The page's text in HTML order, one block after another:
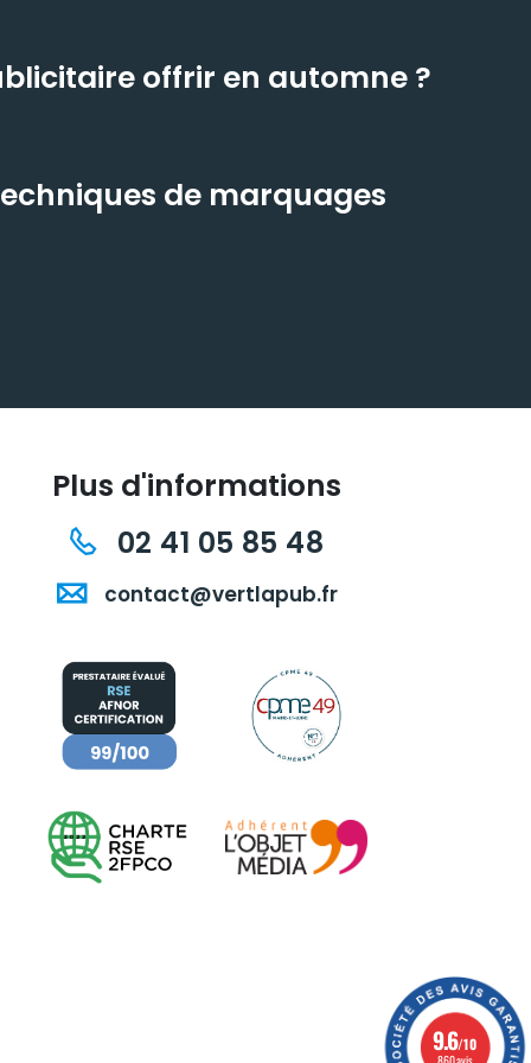
offrir en automne ?
de marquages
Plus d'informations
02 41 05 85 48
contact@vertlapub.fr
9.6/10